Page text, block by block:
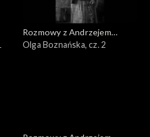
Rozmowy z Andrzejem
Doboszem
Olga Boznańska, cz. 2